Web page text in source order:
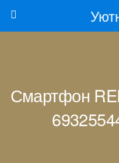
Смартфон